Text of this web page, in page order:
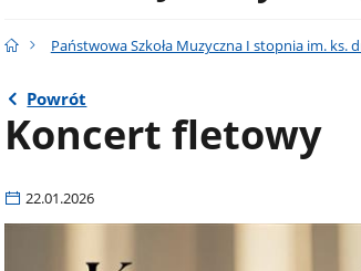
Państwowa Szkoła Muzyczna I stopnia im. ks.
Powrót
Koncert fletowy
22.01.2026